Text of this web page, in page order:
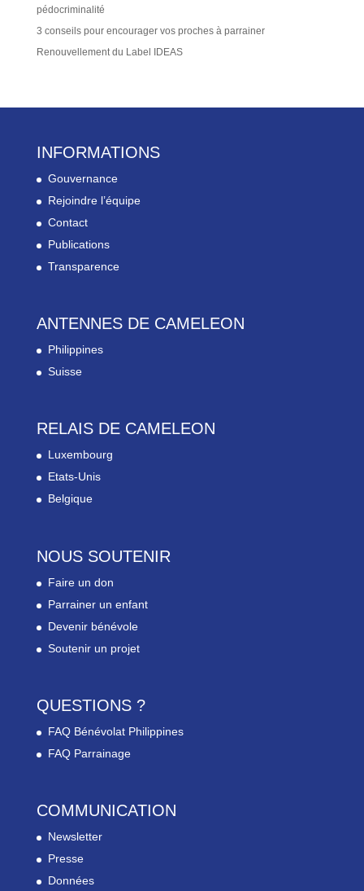
pédocriminalité
3 conseils pour encourager vos proches à parrainer
Renouvellement du Label IDEAS
INFORMATIONS
Gouvernance
Rejoindre l’équipe
Contact
Publications
Transparence
ANTENNES DE CAMELEON
Philippines
Suisse
RELAIS DE CAMELEON
Luxembourg
Etats-Unis
Belgique
NOUS SOUTENIR
Faire un don
Parrainer un enfant
Devenir bénévole
Soutenir un projet
QUESTIONS ?
FAQ Bénévolat Philippines
FAQ Parrainage
COMMUNICATION
Newsletter
Presse
Données